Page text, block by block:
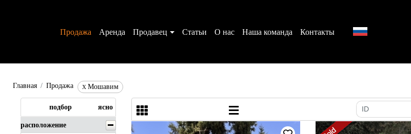
Аренда Продавец Статьи О нас Наша команда Контакты
Главная X Мошавим
подбор ясно
расположение